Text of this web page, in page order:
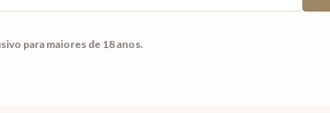
para maiores de 18 anos.